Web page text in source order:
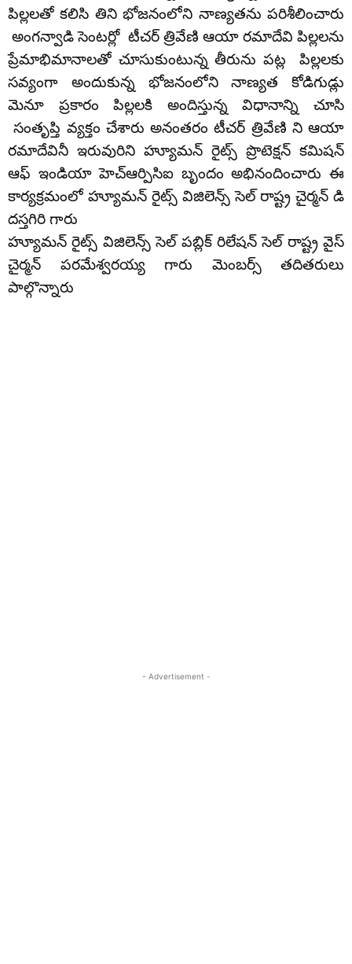
పిల్లలతో కలిసి తిని భోజనంలోని నాణ్యతను పరిశీలించారు
అంగన్వాడి సెంటర్లో టీచర్ త్రివేణి ఆయా రమాదేవి పిల్లలను
ప్రేమాభిమానాలతో చూసుకుంటున్న తీరును పట్ల పిల్లలకు
సవ్యంగా అందుకున్న భోజనంలోని నాణ్యత కోడిగుడ్లు
మెనూ ప్రకారం పిల్లలకి అందిస్తున్న విధానాన్ని చూసి
సంతృప్తి వ్యక్తం చేశారు అనంతరం టీచర్ త్రివేణి ని ఆయా
రమాదేవినీ ఇరువురిని హ్యూమన్ రైట్స్ ప్రొటెక్షన్ కమిషన్
ఆఫ్ ఇండియా హెచ్ఆర్పిసిఐ బృందం అభినందించారు ఈ
కార్యక్రమంలో హ్యూమన్ రైట్స్ విజిలెన్స్ సెల్ రాష్ట్ర చైర్మన్ డి
దస్తగిరి గారు
హ్యూమన్ రైట్స్ విజిలెన్స్ సెల్ పబ్లిక్ రిలేషన్ సెల్ రాష్ట్ర వైస్
చైర్మన్ పరమేశ్వరయ్య గారు మెంబర్స్ తదితరులు
పాల్గొన్నారు
- Advertisement -